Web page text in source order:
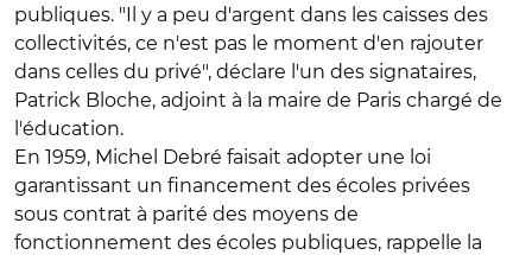
publiques. "Il y a peu d'argent dans les caisses des
collectivités, ce n'est pas le moment d'en rajouter
dans celles du privé", déclare l'un des signataires,
Patrick Bloche, adjoint à la maire de Paris chargé de
l'éducation.
En 1959, Michel Debré faisait adopter une loi
garantissant un financement des écoles privées
sous contrat à parité des moyens de
fonctionnement des écoles publiques, rappelle la